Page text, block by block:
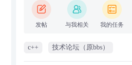
发帖 与我相关 我的任务
c++ 技术论坛（原bbs）